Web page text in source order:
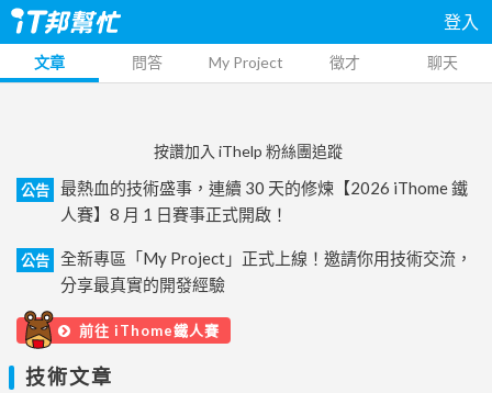
登入
文章 問答 My Project 徵才 聊天
按讚加入 iThelp 粉絲團追蹤
公告
最熱血的技術盛事，連續 30 天的修煉【2026 iThome 鐵
人賽】8 月 1 日賽事正式開啟！
公告
全新專區「My Project」正式上線！邀請你用技術交流，
分享最真實的開發經驗
前往 iThome鐵人賽
技術文章